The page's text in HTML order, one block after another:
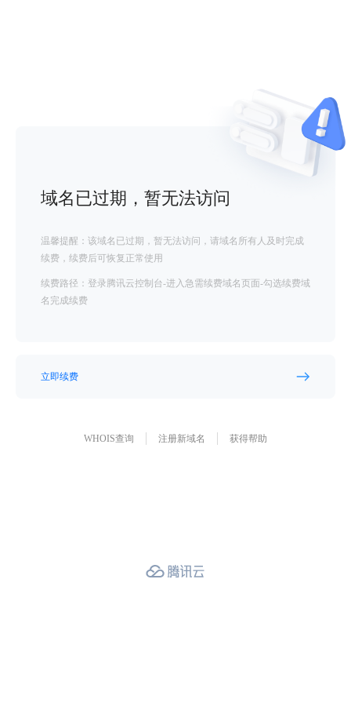
域名已过期，暂无法访问
温馨提醒：该域名已过期，暂无法访问，请域名所有人及时完成
续费，续费后可恢复正常使用
续费路径：登录腾讯云控制台-进入急需续费域名页面-勾选续费域
名完成续费
立即续费
WHOIS查询 注册新域名 获得帮助